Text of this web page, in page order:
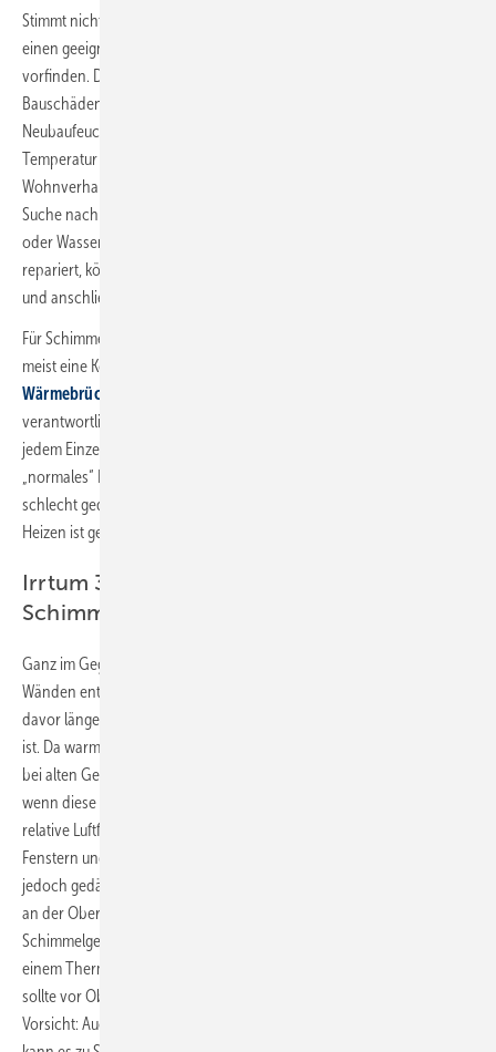
Stimmt nicht! Schimmel in Wohngebäuden entsteht da, wo Pilzsporen
einen geeigneten Nährboden und ausreichend Feuchtigkeit
vorfinden. Diese Feuchtigkeit kann aber mehrere Ursachen haben:
Bauschäden, Sturmschäden, Hochwasser, undichte Wasserleitungen,
Neubaufeuchte, Wärmebrücken, keine Heizung, zu niedrige
Temperatur oder zu viel Feuchtigkeit in der Luft durch das
Wohnverhalten (Duschen, Kochen, Waschen, wenig Lüften). Bei der
Suche nach Feuchtigkeitsquellen muss zuerst nach möglichen Bau-
oder Wasserschäden geforscht werden. Sind diese beseitigt und
repariert, können die von Schimmel befallenen Materialien entfernt
und anschließend die betroffenen Bauteile getrocknet werden.
Für Schimmelschäden durch hohe Luftfeuchtigkeit in den Räumen ist
meist eine Kombination aus
Wärmebrücken und nicht ausreichendem Heizen und Lüften
verantwortlich. Das macht die Ursachensuche schwierig und muss in
jedem Einzelfall bewertet werden. Nicht immer lässt sich durch ein
„normales“ Heiz- und Lüftungsverhalten Schimmel in alten und
schlecht gedämmten Gebäuden vermeiden – und übermäßiges
Heizen ist genauso unzumutbar wie ein dauerhaftes Lüften.
Irrtum 3: Wärmedämmung führt zu
Schimmel
Ganz im Gegenteil:
Wänden entsteht, wenn die Oberflächen feucht werden, weil die Luft
davor längere Zeit zu 70 Prozent oder mehr mit Wasserdampf gefüllt
ist. Da warme Luft mehr Wasser aufnehmen kann als kalte, besteht oft
bei alten Gebäuden an Wandecken oder an Fenstern Schimmelgefahr,
wenn diese Stellen sehr kalt sind. Kühlt die Luft dort ab, steigt die
relative Luftfeuchte und manchmal auch so hoch, dass Tauwasser auf
Fenstern und Wänden erkennbar oder fühlbar ist. Wenn die Wand
jedoch gedämmt und Fenster gut abgedichtet sind, ist die Temperatur
an der Oberfläche nicht viel niedriger als in der Raumluft und die
Schimmelgefahr sinkt. Temperatur und Feuchtigkeit lassen sich gut mit
einem Thermo-Hygrometer kontrollieren. Die relative Luftfeuchtigkeit
sollte vor Oberflächen nicht zu lange über 50 Prozent liegen. Aber
Vorsicht: Auch in gedämmten und gut abgedichteten Wohnungen